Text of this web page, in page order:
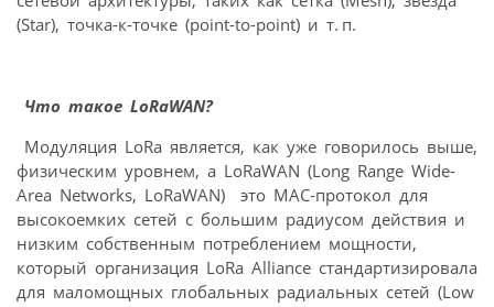
(Star), точка-к‑точке (point-to-point) и т. п.
Что такое LoRaWAN?
Модуляция LoRa является, как уже говорилось выше,
физическим уровнем, а LoRaWAN (Long Range Wide-
Area Networks, LoRaWAN) это MAC-протокол для
высокоемких сетей с большим радиусом действия и
низким собственным потреблением мощности,
который организация LoRa Alliance стандартизировала
для маломощных глобальных радиальных сетей (Low